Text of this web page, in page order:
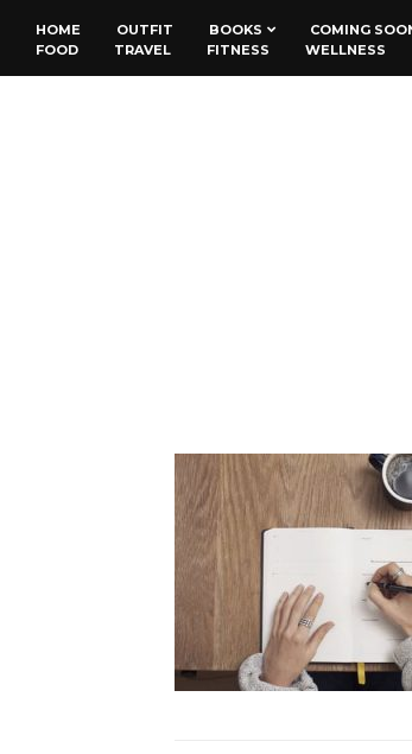
HOME OUTFIT BOOKS COMING
FOOD
TRAVEL FITNESS WELLNESS